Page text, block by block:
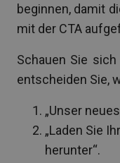
beginnen, damit
mit der CTA
Schauen Sie
entscheiden Sie,
„Unser
„Laden Sie
herunter“.